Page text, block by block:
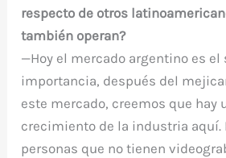
respecto de otros
también operan?
—Hoy el mercado argentino es el
importancia, después del
este mercado, creemos que hay
crecimiento de la industria aquí.
personas que no tienen